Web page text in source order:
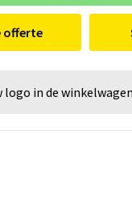
offerte
logo in de